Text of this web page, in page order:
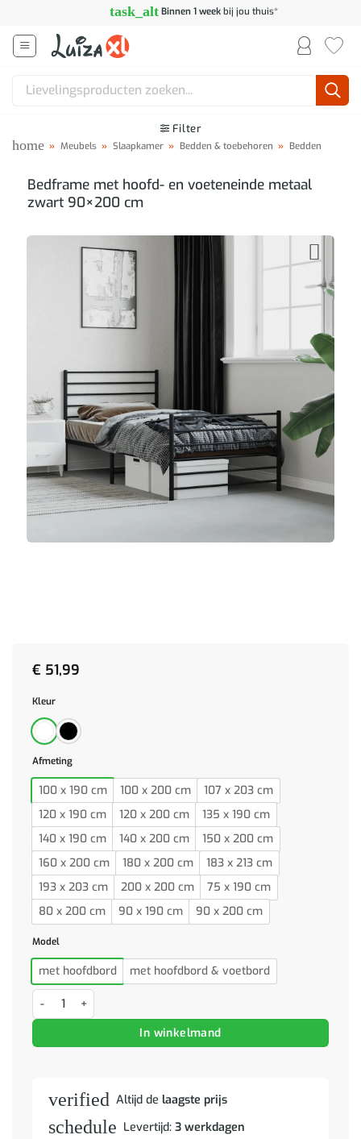
inhoud
task_alt Binnen 1 weekbij jou thuis*
Zoeken
Filter
home » Meubels » Slaapkamer » Bedden & toebehoren » Bedden
Bedframe met hoofd- en voeteneinde metaal
zwart 90×200 cm
€ 51,99
Kleur
Afmeting
100 x 190 cm 100 x 200 cm
107 x 203 cm
120 x 190 cm
120 x 200 cm
135 x 190 cm
140 x 190 cm
140 x 200 cm
150 x 200 cm
160 x 200 cm
180 x 200 cm
183 x 213 cm
193 x 203 cm
200 x 200 cm
75 x 190 cm
80 x 200 cm
90 x 190 cm 90 x 200 cm
Model
met hoofdbord met hoofdbord & voetbord
Bedframe met hoofd- en voeteneinde metaal zwart 90x200 cm
In winkelmand
verified Altijd de laagste prijs
schedule Levertijd: 3 werkdagen